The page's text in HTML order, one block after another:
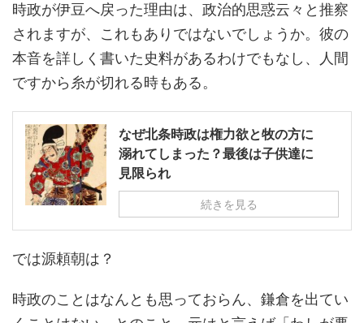
時政が伊豆へ戻った理由は、政治的思惑云々と推察
されますが、これもありではないでしょうか。彼の
本音を詳しく書いた史料があるわけでもなし、人間
ですから糸が切れる時もある。
なぜ北条時政は権力欲と牧の方に
溺れてしまった？最後は子供達に
見限られ
続きを見る
では源頼朝は？
時政のことはなんとも思っておらん、鎌倉を出てい